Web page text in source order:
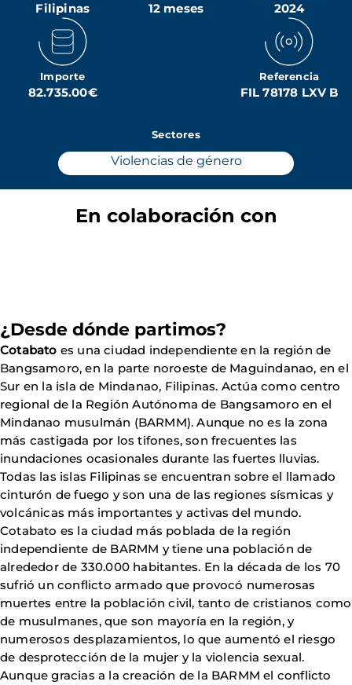
Filipinas 12 meses 2024
Importe
82.735.00€
Referencia
FIL 78178 LXV B
Sectores
Violencias de género
En colaboración con
¿Desde dónde partimos?
Cotabato es una ciudad independiente en la región de
Bangsamoro, en la parte noroeste de Maguindanao, en el
Sur en la isla de Mindanao, Filipinas. Actúa como centro
regional de la Región Autónoma de Bangsamoro en el
Mindanao musulmán (BARMM). Aunque no es la zona
más castigada por los tifones, son frecuentes las
inundaciones ocasionales durante las fuertes lluvias.
Todas las islas Filipinas se encuentran sobre el llamado
cinturón de fuego y son una de las regiones sísmicas y
volcánicas más importantes y activas del mundo.
Cotabato es la ciudad más poblada de la región
independiente de BARMM y tiene una población de
alrededor de 330.000 habitantes. En la década de los 70
sufrió un conflicto armado que provocó numerosas
muertes entre la población civil, tanto de cristianos como
de musulmanes, que son mayoría en la región, y
numerosos desplazamientos, lo que aumentó el riesgo
de desprotección de la mujer y la violencia sexual.
Aunque gracias a la creación de la BARMM el conflicto